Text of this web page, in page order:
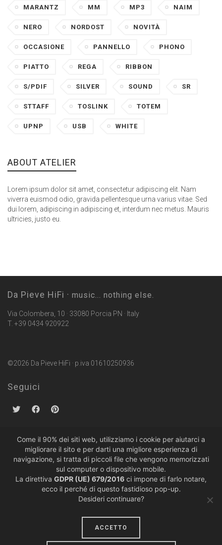
MARANTZ MM MP3 NAIM
NERO NORDOST NOVITÀ
OCCASIONE PANNELLO PHONO
PIATTO REGA RIBBON
S/PDIF SILVER SOUND SR
STTAFF TOSLINK TOTEM
UPNP USB WHITE
ABOUT ATELIER
Lorem ipsum dolor sit amet, consectetur adipiscing elit. Nam
viverra euismod odio, gravida pellentesque urna varius vitae. Sed
dui lorem, adipiscing in adipiscing et, interdum nec metus. Mauris
ultricies, justo eu.
Da Pieve HiFi · music... nothing else.
Via Colombera, 10 · 33080 Porcia PN · Italy
T. +39 0434 920922
©2026 Da Pieve HiFi · p.iva 01610250936
Seguici
Politiche sulla Privacy· Condizioni di Vendita
Come il 90% dei siti web, utilizziamo i cookie per aiutarci a
migliorare il sito e per darti una migliore esperienza di
navigazione, si tratta di piccoli file che vengono memorizzati
sul computer o dispositivo mobile.
La direttiva GDPR (UE) 679/2016 ci impone di farlo notare,
ecco il perché di questo fastidioso pop-up.
Desideri continuare?
ACCETTO